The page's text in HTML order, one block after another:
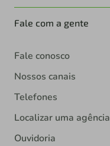
Fale com a gente
Fale conosco
Nossos canais
Telefones
Localizar uma agência
Ouvidoria